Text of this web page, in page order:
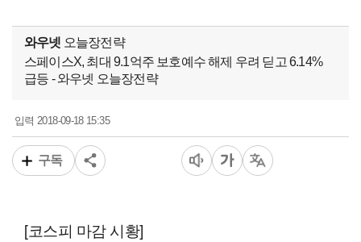
와우넷 오늘장전략
스페이스X, 최대 9.1억주 보호예수 해제 우려 딛고 6.14%
급등 - 와우넷 오늘장전략
입력2018-09-18 15:35
구독
[코스피 마감 시황]